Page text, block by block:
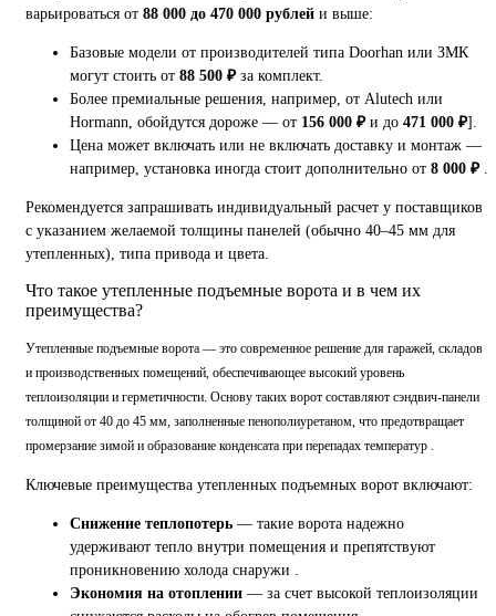
варьироваться от 88 000 до 470 000 рублей и выше:
Базовые модели от производителей типа Doorhan или ЗМК
могут стоить от 88 500 ₽за комплект.
Более премиальные решения, например, от Alutech или
Hormann, обойдутся дороже — от 156 000 ₽и до 471 000 ₽].
Цена может включать или не включать доставку и монтаж —
например, установка иногда стоит дополнительно от 8 000 ₽.
Рекомендуется запрашивать индивидуальный расчет у поставщиков
с указанием желаемой толщины панелей (обычно 40–45 мм для
утепленных), типа привода и цвета.
Что такое утепленные подъемные ворота и в чем их
преимущества?
Утепленные подъемные ворота — это современное решение для гаражей, складов
и производственных помещений, обеспечивающее высокий уровень
теплоизоляции и герметичности. Основу таких ворот составляют сэндвич-панели
толщиной от 40 до 45 мм, заполненные пенополиуретаном, что предотвращает
промерзание зимой и образование конденсата при перепадах температур .
Ключевые преимущества утепленных подъемных ворот включают:
Снижение теплопотерь — такие ворота надежно
удерживают тепло внутри помещения и препятствуют
проникновению холода снаружи .
Экономия на отоплении — за счет высокой теплоизоляции